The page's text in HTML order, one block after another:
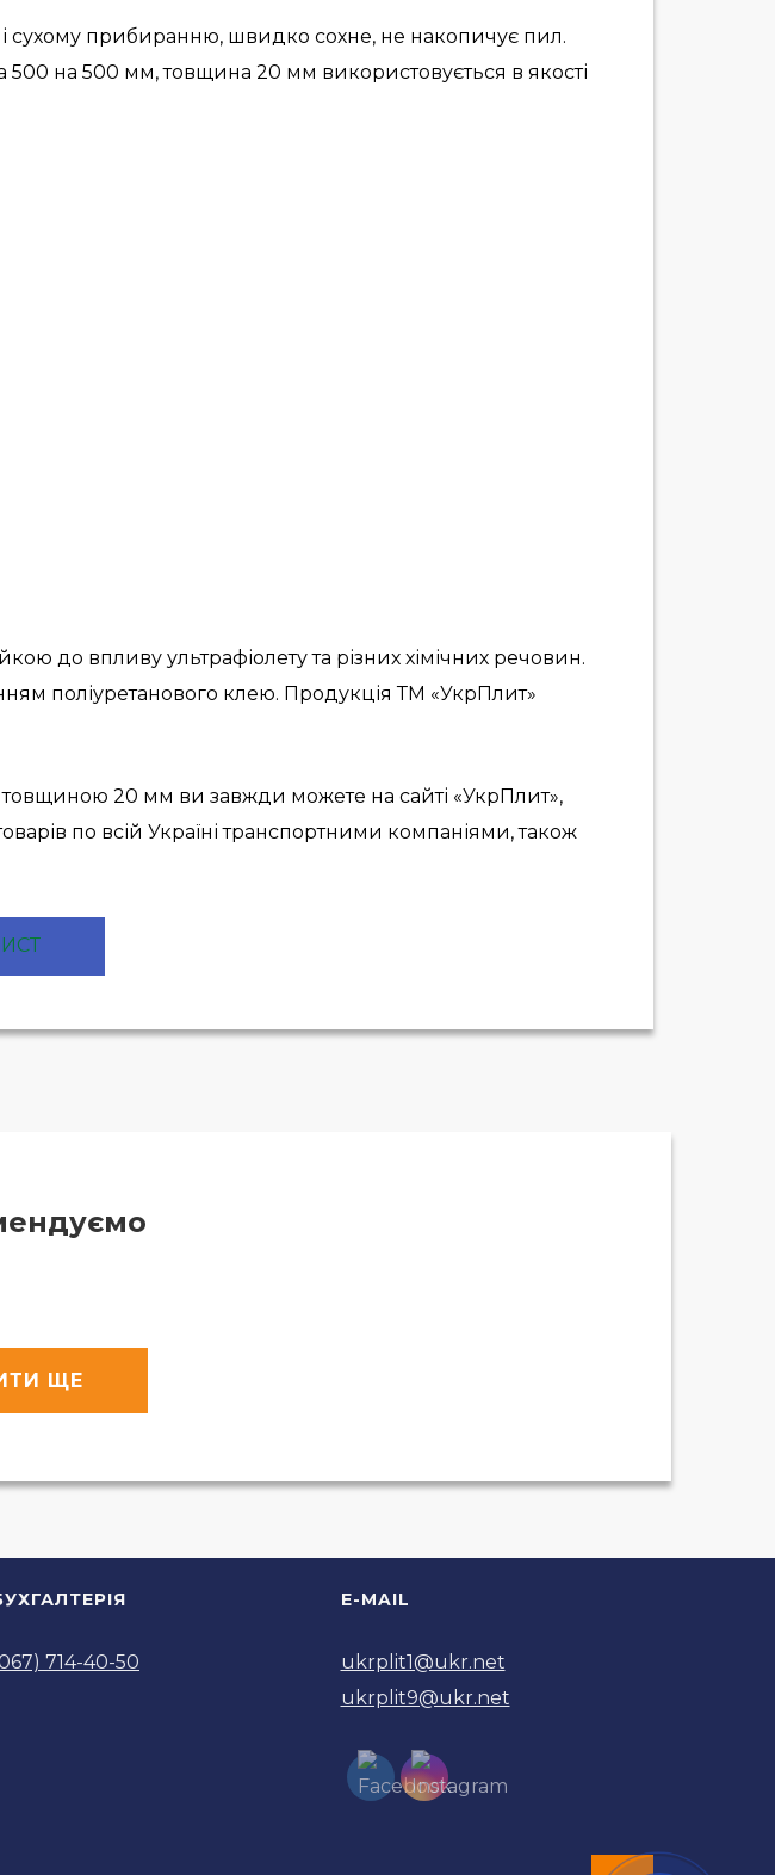
сухому прибиранню, швидко сохне, не накопичує пил.
на 500 мм, товщина 20 мм використовується в якості
до впливу ультрафіолету та різних хімічних речовин.
поліуретанового клею. Продукція ТМ «УкрПлит»
20 мм ви завжди можете на сайті «УкрПлит»,
по всій Україні транспортними компаніями, також
ЩЕ
714-40-50
E-MAIL
ukrplit1@ukr.net
ukrplit9@ukr.net